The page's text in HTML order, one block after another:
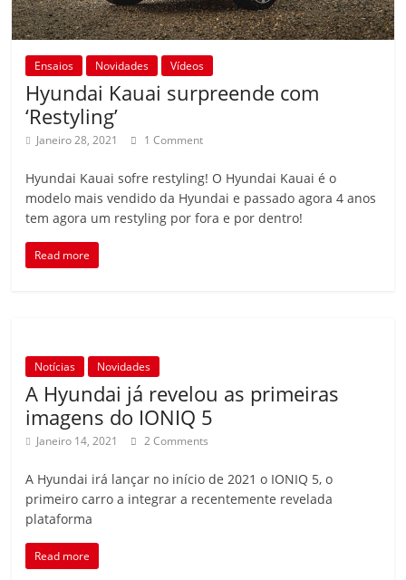
Ensaios Novidades Vídeos
Hyundai Kauai surpreende com
‘Restyling’
Janeiro 28, 2021 1 Comment
Hyundai Kauai sofre restyling! O Hyundai Kauai é o
modelo mais vendido da Hyundai e passado agora 4 anos
tem agora um restyling por fora e por dentro!
Read more
Notícias Novidades
A Hyundai já revelou as primeiras
imagens do IONIQ 5
Janeiro 14, 2021 2 Comments
A Hyundai irá lançar no início de 2021 o IONIQ 5, o
primeiro carro a integrar a recentemente revelada
plataforma
Read more